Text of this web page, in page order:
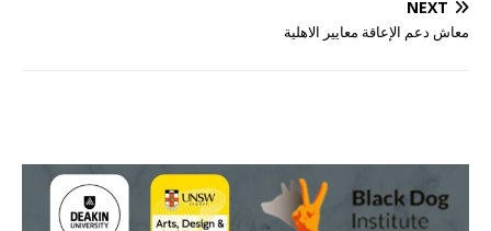
NEXT
معاش دعم الإعاقة معايير الاهلية